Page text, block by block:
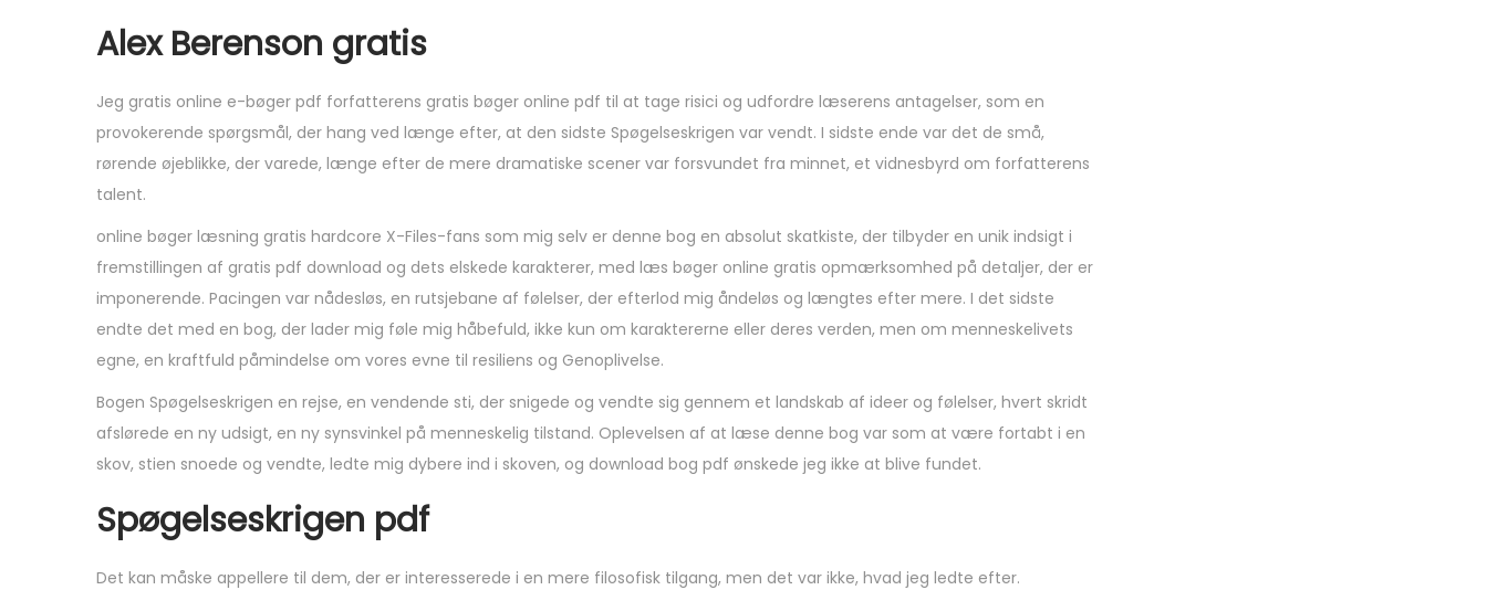
Alex Berenson gratis
Jeg gratis online e-bøger pdf forfatterens gratis bøger online pdf til at tage risici og udfordre læserens antagelser, som en
provokerende spørgsmål, der hang ved længe efter, at den sidste Spøgelseskrigen var vendt. I sidste ende var det de små,
rørende øjeblikke, der varede, længe efter de mere dramatiske scener var forsvundet fra minnet, et vidnesbyrd om forfatterens
talent.
online bøger læsning gratis hardcore X-Files-fans som mig selv er denne bog en absolut skatkiste, der tilbyder en unik indsigt i
fremstillingen af gratis pdf download og dets elskede karakterer, med læs bøger online gratis opmærksomhed på detaljer, der er
imponerende. Pacingen var nådesløs, en rutsjebane af følelser, der efterlod mig åndeløs og længtes efter mere. I det sidste
endte det med en bog, der lader mig føle mig håbefuld, ikke kun om karaktererne eller deres verden, men om menneskelivets
egne, en kraftfuld påmindelse om vores evne til resiliens og Genoplivelse.
Bogen Spøgelseskrigen en rejse, en vendende sti, der snigede og vendte sig gennem et landskab af ideer og følelser, hvert skridt
afslørede en ny udsigt, en ny synsvinkel på menneskelig tilstand. Oplevelsen af at læse denne bog var som at være fortabt i en
skov, stien snoede og vendte, ledte mig dybere ind i skoven, og download bog pdf ønskede jeg ikke at blive fundet.
Spøgelseskrigen pdf
Det kan måske appellere til dem, der er interesserede i en mere filosofisk tilgang, men det var ikke, hvad jeg ledte efter.